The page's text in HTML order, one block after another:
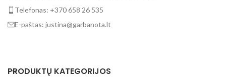
Telefonas: +370 658 26 535
E-paštas: justina@garbanota.lt
PRODUKTŲ KATEGORIJOS